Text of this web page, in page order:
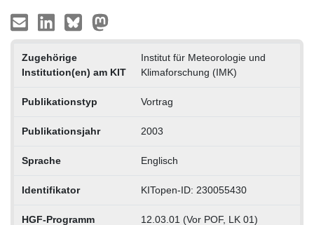
Zugehörige
Institution(en) am KIT
Institut für Meteorologie und
Klimaforschung (IMK)
Publikationstyp Vortrag
Publikationsjahr 2003
Sprache Englisch
Identifikator KITopen-ID: 230055430
HGF-Programm 12.03.01 (Vor POF, LK 01)